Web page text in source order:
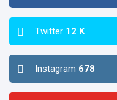
Twitter 12 K
Instagram 678